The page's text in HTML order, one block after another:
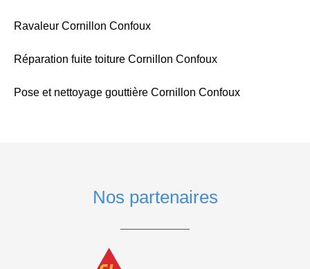
Ravaleur Cornillon Confoux
Réparation fuite toiture Cornillon Confoux
Pose et nettoyage gouttière Cornillon Confoux
Nos partenaires